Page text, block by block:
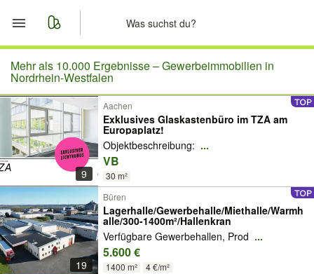
Start
Merkliste
Nachrichten
Anzeige aufgeben
Mehr als 10.000 Ergebnisse –Gewerbeimmobilien in
Nordrhein-Westfalen
9
Aachen
Exklusives Glaskastenbüro im TZA am
Europaplatz!
Objektbeschreibung: ...
VB
30 m²
19
Büren
Lagerhalle/Gewerbehalle/Miethalle/Warmh
alle/300-1400m²/Hallenkran
Verfügbare Gewerbehallen, Prod ...
5.600 €
1400 m² 4 €/m²